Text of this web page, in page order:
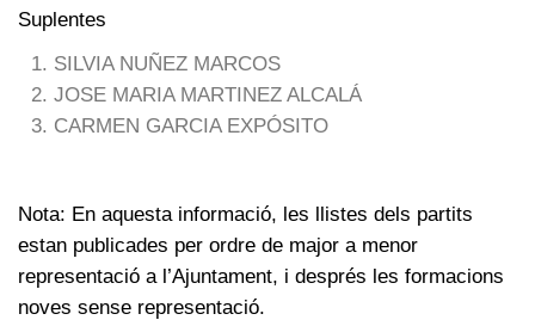
Suplentes
SILVIA NUÑEZ MARCOS
JOSE MARIA MARTINEZ ALCALÁ
CARMEN GARCIA EXPÓSITO
Nota: En aquesta informació, les llistes dels partits
estan publicades per ordre de major a menor
representació a l’Ajuntament, i després les formacions
noves sense representació.